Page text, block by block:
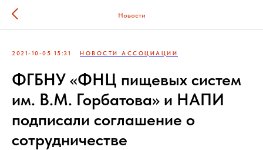
Новости
2021-10-05 15:31 НОВОСТИ АССОЦИАЦИИ
ФГБНУ «ФНЦ пищевых систем
им. В.М. Горбатова» и НАПИ
подписали соглашение о
сотрудничестве